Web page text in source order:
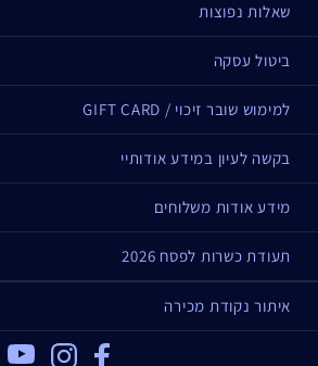
שאלות נפוצות
ביטול עסקה
למימוש שובר זיכוי / GIFT CARD
בקשה לעיון במידע אודותיי
מידע אודות משלוחים
תעודת כשרות לפסח 2026
איתור נקודת מכירה